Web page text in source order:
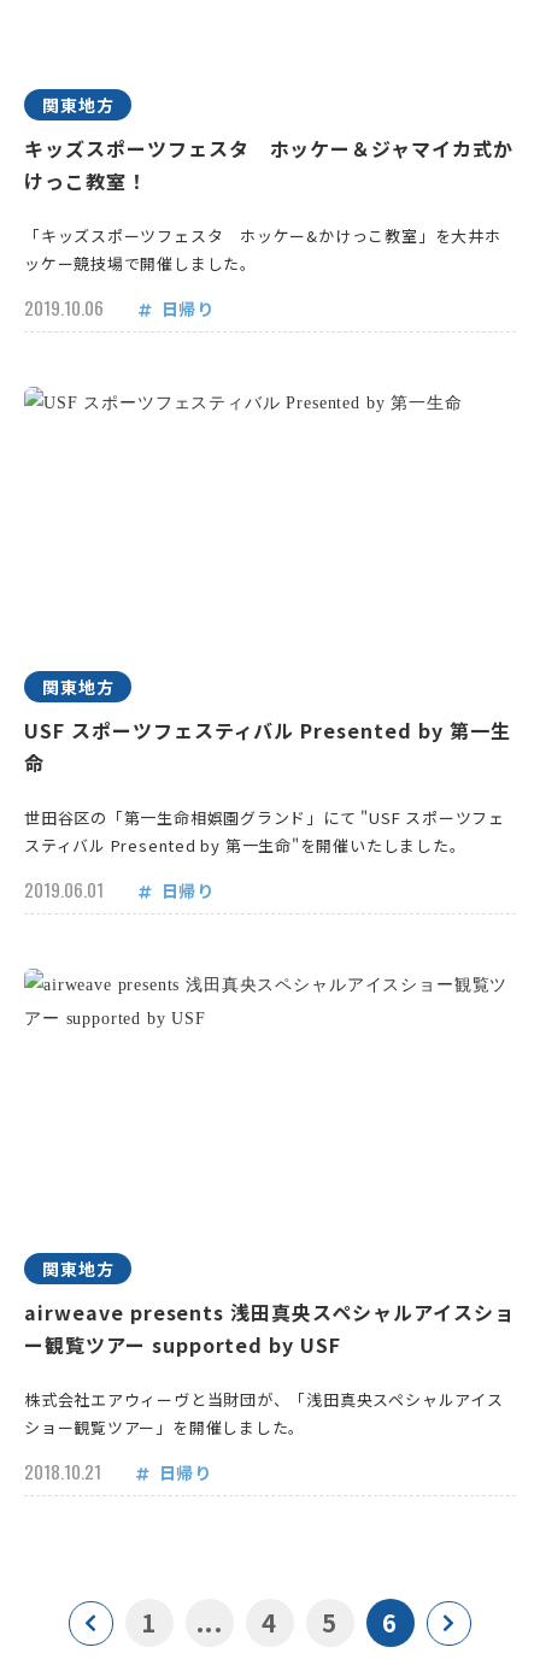
関東地方
キッズスポーツフェスタ ホッケー＆ジャマイカ式か
けっこ教室！
「キッズスポーツフェスタ ホッケー&かけっこ教室」を大井ホ
ッケー競技場で開催しました。
2019.10.06 日帰り
関東地方
USF スポーツフェスティバル Presented by 第一生
命
世田谷区の「第一生命相娯園グランド」にて "USF スポーツフェ
スティバル Presented by 第一生命"を開催いたしました。
2019.06.01 日帰り
関東地方
airweave presents 浅田真央スペシャルアイスショ
ー観覧ツアー supported by USF
株式会社エアウィーヴと当財団が、「浅田真央スペシャルアイス
ショー観覧ツアー」を開催しました。
2018.10.21 日帰り
1 ... 4 5 6